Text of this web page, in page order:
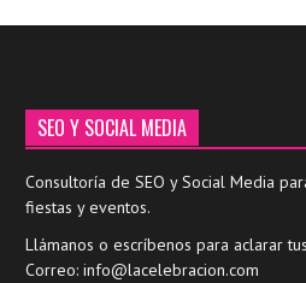
SEO Y SOCIAL MEDIA
Consultoría de SEO y Social Media
fiestas y eventos.
Llámanos o escríbenos para aclarar
Correo: info@lacelebracion.com